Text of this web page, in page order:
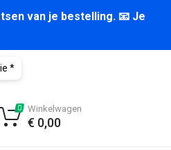
van je bestelling. 📧 Je
*
0 Winkelwagen
€ 0,00